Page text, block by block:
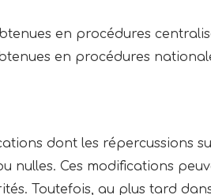
en procédures
en procédures
dont les répercussions
nulles. Ces modifications
Toutefois, au plus tard